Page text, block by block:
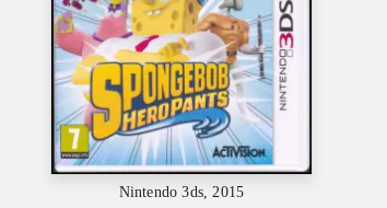
Nintendo 3ds, 2015